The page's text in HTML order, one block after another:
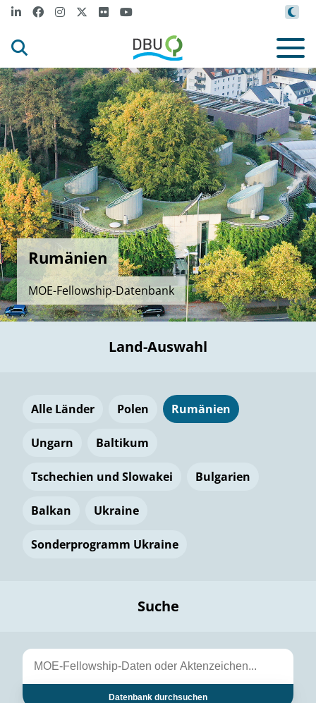
Rumänien
MOE-Fellowship-Datenbank
Land-Auswahl
Alle Länder Polen Rumänien
Ungarn Baltikum
Tschechien und Slowakei Bulgarien
Balkan Ukraine
Sonderprogramm Ukraine
Suche
Datenbank durchsuchen